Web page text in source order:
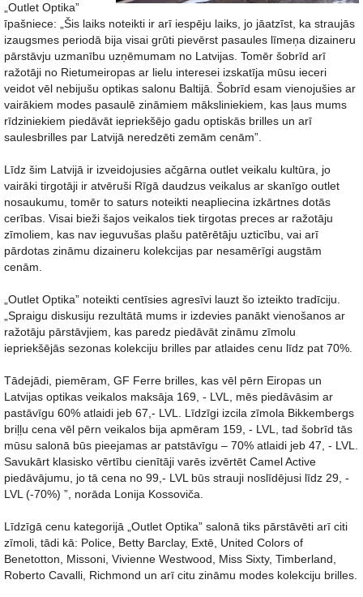
„Outlet Optika”
īpašniece: „Šis laiks noteikti ir arī iespēju laiks, jo jāatzīst, ka straujās
izaugsmes periodā bija visai grūti pievērst pasaules līmeņa dizaineru
pārstāvju uzmanību uzņēmumam no Latvijas. Tomēr šobrīd arī
ražotāji no Rietumeiropas ar lielu interesei izskatīja mūsu ieceri
veidot vēl nebijušu optikas salonu Baltijā. Šobrīd esam vienojušies ar
vairākiem modes pasaulē zināmiem māksliniekiem, kas ļaus mums
rīdziniekiem piedāvāt iepriekšējo gadu optiskās brilles un arī
saulesbrilles par Latvijā neredzēti zemām cenām”.
Līdz šim Latvijā ir izveidojusies ačgārna outlet veikalu kultūra, jo
vairāki tirgotāji ir atvēruši Rīgā daudzus veikalus ar skanīgo outlet
nosaukumu, tomēr to saturs noteikti neapliecina izkārtnes dotās
cerības. Visai bieži šajos veikalos tiek tirgotas preces ar ražotāju
zīmoliem, kas nav ieguvušas plašu patērētāju uzticību, vai arī
pārdotas zināmu dizaineru kolekcijas par nesamērīgi augstām
cenām.
„Outlet Optika” noteikti centīsies agresīvi lauzt šo izteikto tradīciju.
„Spraigu diskusiju rezultātā mums ir izdevies panākt vienošanos ar
ražotāju pārstāvjiem, kas paredz piedāvāt zināmu zīmolu
iepriekšējās sezonas kolekciju brilles par atlaides cenu līdz pat 70%.
Tādejādi, piemēram, GF Ferre brilles, kas vēl pērn Eiropas un
Latvijas optikas veikalos maksāja 169, - LVL, mēs piedāvāsim ar
pastāvīgu 60% atlaidi jeb 67,- LVL. Līdzīgi izcila zīmola Bikkembergs
briļļu cena vēl pērn veikalos bija apmēram 159, - LVL, tad šobrīd tās
mūsu salonā būs pieejamas ar patstāvīgu – 70% atlaidi jeb 47, - LVL.
Savukārt klasisko vērtību cienītāji varēs izvērtēt Camel Active
piedāvājumu, jo tā cena no 99,- LVL būs strauji noslīdējusi līdz 29, -
LVL (-70%) ”, norāda Lonija Kossoviča.
Līdzīgā cenu kategorijā „Outlet Optika” salonā tiks pārstāvēti arī citi
zīmoli, tādi kā: Police, Betty Barclay, Extē, United Colors of
Benetotton, Missoni, Vivienne Westwood, Miss Sixty, Timberland,
Roberto Cavalli, Richmond un arī citu zināmu modes kolekciju brilles.